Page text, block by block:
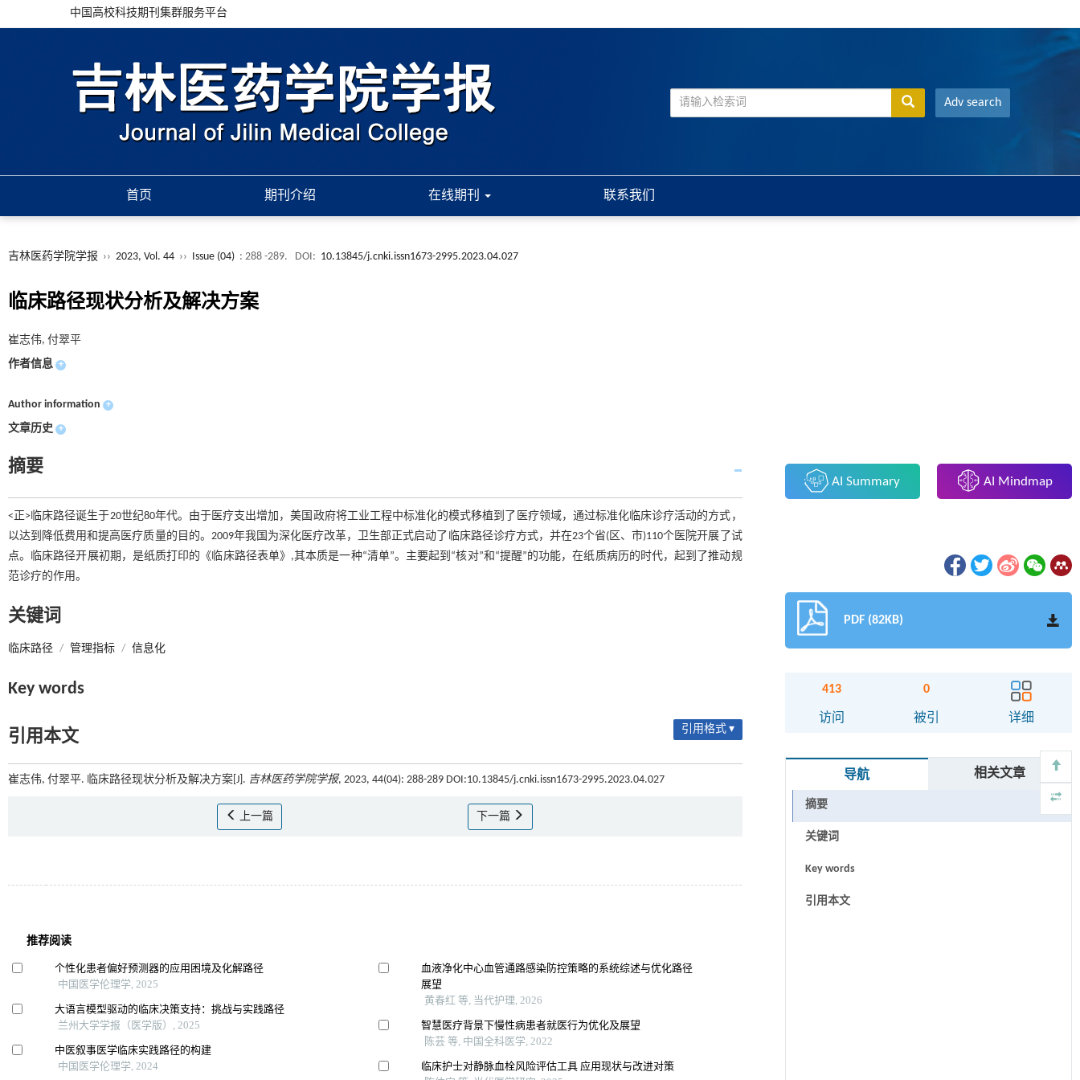
中国高校科技期刊集群服务平台
Adv search
首页 期刊介绍 在线期刊 联系我们
吉林医药学院学报 ›› 2023, Vol. 44 ›› Issue (04) : 288 -289. DOI: 10.13845/j.cnki.issn1673-2995.2023.04.027
临床路径现状分析及解决方案
崔志伟, 付翠平
作者信息 +
Author information +
文章历史 +
摘要
<正>临床路径诞生于20世纪80年代。由于医疗支出增加，美国政府将工业工程中标准化的模式移植到了医疗领域，通过标准化临床诊疗活动的方式，
以达到降低费用和提高医疗质量的目的。2009年我国为深化医疗改革，卫生部正式启动了临床路径诊疗方式，并在23个省(区、市)110个医院开展了试
点。临床路径开展初期，是纸质打印的《临床路径表单》,其本质是一种“清单”。主要起到“核对”和“提醒”的功能，在纸质病历的时代，起到了推动规
范诊疗的作用。
关键词
临床路径 / 管理指标 / 信息化
Key words
引用本文 引用格式 ▾
崔志伟, 付翠平. 临床路径现状分析及解决方案[J]. 吉林医药学院学报, 2023, 44(04): 288-289 DOI:10.13845/j.cnki.issn1673-2995.2023.04.027
上一篇 下一篇
AI Summary AI Mindmap
PDF (82KB)
413
访问
0
被引 详细
导航 相关文章
摘要
关键词
Key words
引用本文